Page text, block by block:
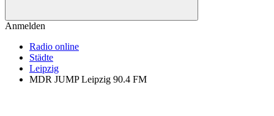
Anmelden
Radio online
Städte
Leipzig
MDR JUMP Leipzig 90.4 FM